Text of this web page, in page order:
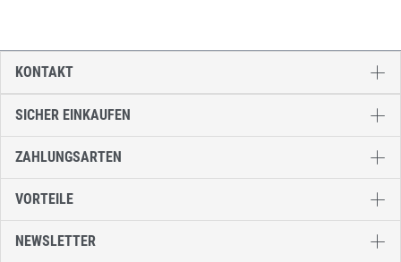
SICHER EINKAUFEN
ZAHLUNGSARTEN
VORTEILE
NEWSLETTER
KONTAKT